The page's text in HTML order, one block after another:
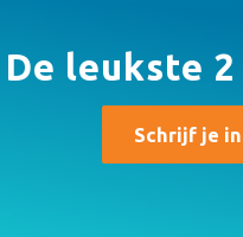
De leukste
Schrijf je